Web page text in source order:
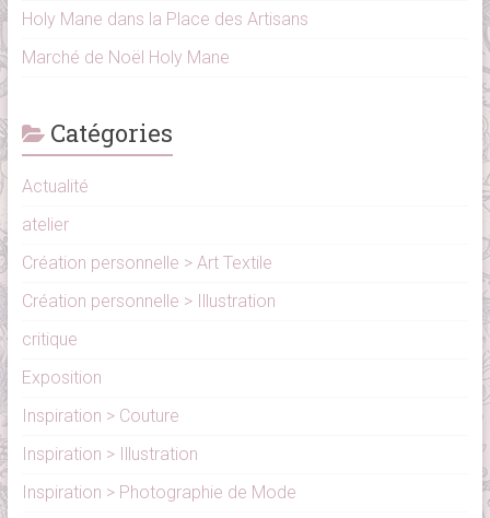
Holy Mane dans la Place des Artisans
Marché de Noël Holy Mane
Catégories
Actualité
atelier
Création personnelle > Art Textile
Création personnelle > Illustration
critique
Exposition
Inspiration > Couture
Inspiration > Illustration
Inspiration > Photographie de Mode